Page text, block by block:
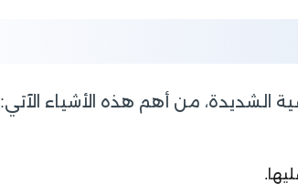
الشديدة، من أهم هذه الأشياء الآتي: